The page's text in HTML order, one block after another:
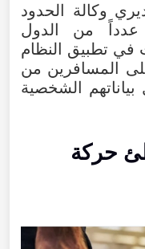
وكالة الحدود
عدداً من
الدول
في تطبيق النظام
المسافرين من
بياناتهم الشخصية
حركة